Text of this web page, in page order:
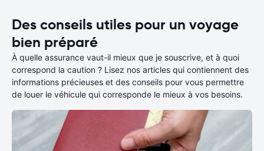
Des conseils utiles pour un voyage
bien préparé
À quelle assurance vaut-il mieux que je souscrive, et à quoi
correspond la caution ? Lisez nos articles qui contiennent des
informations précieuses et des conseils pour vous permettre
de louer le véhicule qui corresponde le mieux à vos besoins.